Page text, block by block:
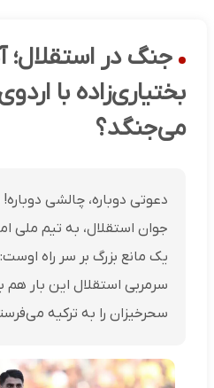
جنگ در استقلال؛
بختیاری‌زاده با
می‌جنگد؟
دعوتی دوباره، چالشی
جوان استقلال، به تیم ملی
یک مانع بزرگ بر سر راه
سرمربی استقلال این بار هم
سحرخیزان را به ترکیه